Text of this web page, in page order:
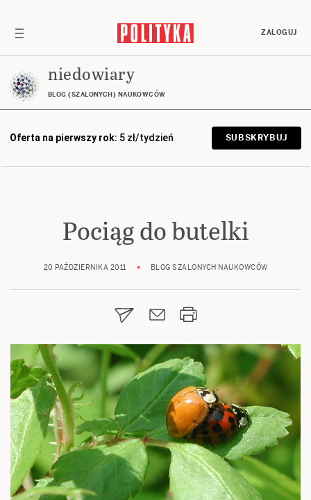
ZALOGUJ
niedowiary
BLOG (SZALONYCH) NAUKOWCÓW
Oferta na pierwszy rok: 5 zł/tydzień SUBSKRYBUJ
Pociąg do butelki
20 PAŹDZIERNIKA 2011 BLOG SZALONYCH NAUKOWCÓW